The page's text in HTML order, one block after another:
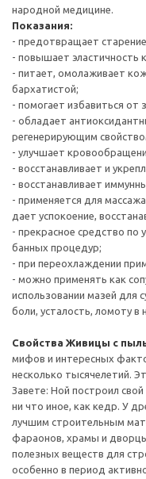
народной медицине.
Показания:
- предотвращает
- повышает эластичность
- питает, омолаживает
бархатистой;
- помогает избавиться от
- обладает
регенерирующим
- улучшает
- восстанавливает и
- восстанавливает
- применяется для
дает успокоение,
- прекрасное средство по
банных процедур;
- при переохлаждении
- можно применять как
использовании мазей для
боли, усталость, ломоту в
Свойства Живицы с
мифов и интересных
несколько тысячелетий.
Завете: Ной построил
ни что иное, как кедр. У
лучшим строительным
фараонов, храмы и
полезных веществ для
особенно в период